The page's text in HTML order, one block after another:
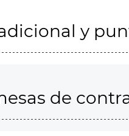
y
de